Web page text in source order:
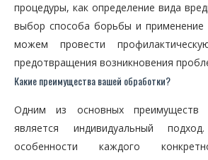
процедуры, как определение вида
выбор способа борьбы и
можем провести
предотвращения возникновения
Какие преимущества вашей обработки?
Одним из основных преимуществ
является индивидуальный
особенности каждого